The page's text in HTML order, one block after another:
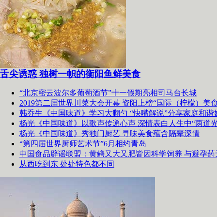
舌尖诱惑 独树一帜的衡阳鱼鲜美食
“北京密云波尔多葡萄酒节”十一假期亮相司马台长城
2019第二届世界川菜大会开幕 资阳上榜“国际（柠檬）美
韩乔生《中国味道》学习大翻勺 “快嘴解说”分享家庭和谐
杨光《中国味道》以歌声传递心声 深情表白人生中“两道
杨光《中国味道》秀独门厨艺 寻味美食蕴含隔辈深情
“第四届世界厨师艺术节”6月相约青岛
中国食品辟谣联盟：黄鳝又大又肥皆因科学饲养 与避孕药
从西吃到东 处处特色都不同